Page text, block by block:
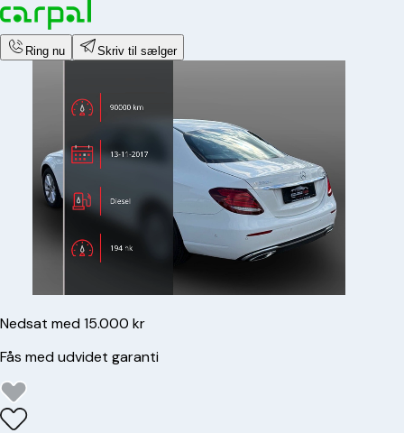
Ring nu Skriv til sælger
Nedsat med 15.000 kr
Fås med udvidet garanti